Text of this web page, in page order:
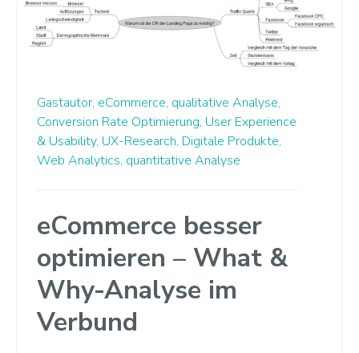
Gastautor, eCommerce, qualitative Analyse,
Conversion Rate Optimierung, User Experience
& Usability, UX-Research, Digitale Produkte,
Web Analytics, quantitative Analyse
eCommerce besser
optimieren – What &
Why-Analyse im
Verbund